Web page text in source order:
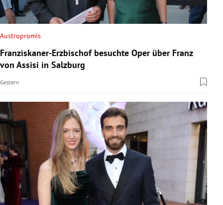
Austropromis
Franziskaner-Erzbischof besuchte Oper über Franz
von Assisi in Salzburg
Gestern